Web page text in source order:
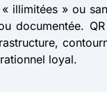
illimitées » ou
documentée.
loyal.